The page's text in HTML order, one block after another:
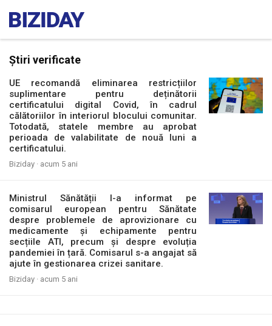
Știri verificate
UE recomandă eliminarea restricțiilor
suplimentare pentru deținătorii
certificatului digital Covid, în cadrul
călătoriilor în interiorul blocului comunitar.
Totodată, statele membre au aprobat
perioada de valabilitate de nouă luni a
certificatului.
Biziday · acum 5 ani
Ministrul Sănătății l-a informat pe
comisarul european pentru Sănătate
despre problemele de aprovizionare cu
medicamente și echipamente pentru
secțiile ATI, precum și despre evoluția
pandemiei în țară. Comisarul s-a angajat să
ajute în gestionarea crizei sanitare.
Biziday · acum 5 ani